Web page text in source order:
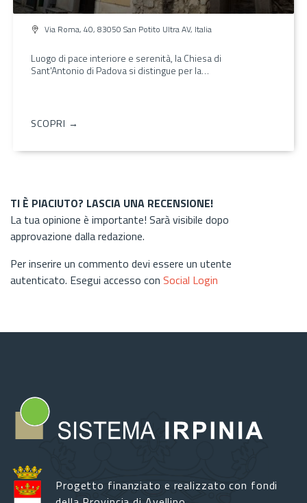
Via Roma, 40, 83050 San Potito Ultra AV, Italia
Luogo di pace interiore e serenità, la Chiesa di
Sant'Antonio di Padova si distingue per la…
SCOPRI →
TI È PIACIUTO? LASCIA UNA RECENSIONE!
La tua opinione è importante! Sarà visibile dopo
approvazione dalla redazione.
Per inserire un commento devi essere un utente
autenticato. Esegui accesso con Social Login
Progetto finanziato e realizzato con fondi